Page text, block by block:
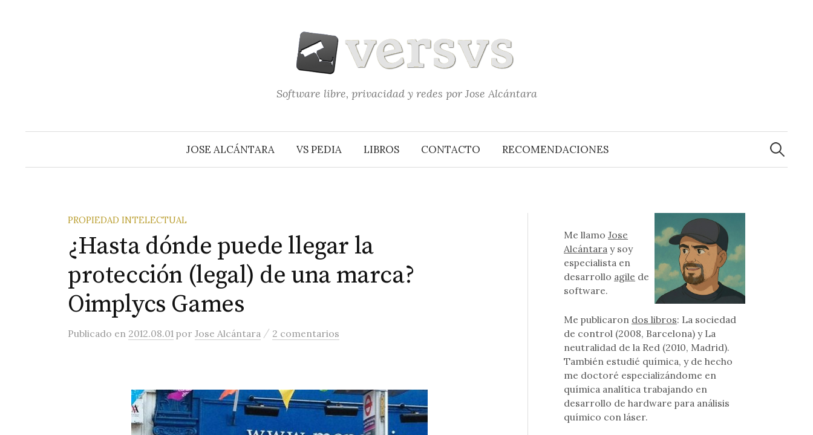
Software libre, privacidad y redes por Jose Alcántara
JOSE ALCÁNTARA VS PEDIA LIBROS CONTACTO RECOMENDACIONES
Buscar:
PROPIEDAD INTELECTUAL
¿Hasta dónde puede llegar la
protección (legal) de una marca?
Oimplycs Games
Publicado en 2012.08.01 por Jose Alcántara / 2 comentarios
Me llamoJose
Alcántara y soy
especialista en
desarrollo agile de
software.
Me publicaron dos libros: La sociedad
de control (2008, Barcelona) y La
neutralidad de la Red (2010, Madrid).
También estudié química, y de hecho
me doctoré especializándome en
química analítica trabajando en
desarrollo de hardware para análisis
químico con láser.